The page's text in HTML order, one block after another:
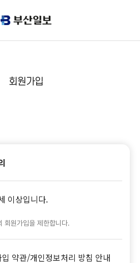
회원가입
이상입니다.
회원가입을 제한합니다.
약관/개인정보처리 방침 안내